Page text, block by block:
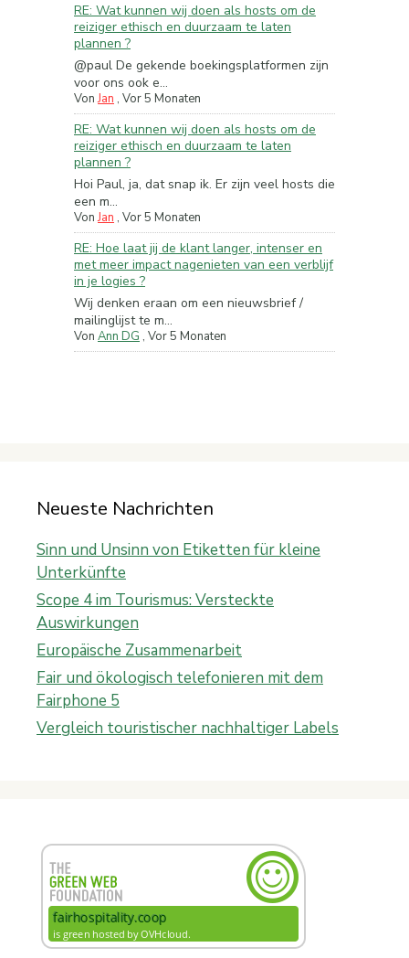
RE: Wat kunnen wij doen als hosts om de
reiziger ethisch en duurzaam te laten
plannen ?
@paul De gekende boekingsplatformen zijn
voor ons ook e...
VonJan , Vor 5 Monaten
RE: Wat kunnen wij doen als hosts om de
reiziger ethisch en duurzaam te laten
plannen ?
Hoi Paul, ja, dat snap ik. Er zijn veel hosts die
een m...
VonJan , Vor 5 Monaten
RE: Hoe laat jij de klant langer, intenser en
met meer impact nagenieten van een verblijf
in je logies ?
Wij denken eraan om een nieuwsbrief /
mailinglijst te m...
Von Ann DG , Vor 5 Monaten
Neueste Nachrichten
Sinn und Unsinn von Etiketten für kleine
Unterkünfte
Scope 4 im Tourismus: Versteckte
Auswirkungen
Europäische Zusammenarbeit
Fair und ökologisch telefonieren mit dem
Fairphone 5
Vergleich touristischer nachhaltiger Labels